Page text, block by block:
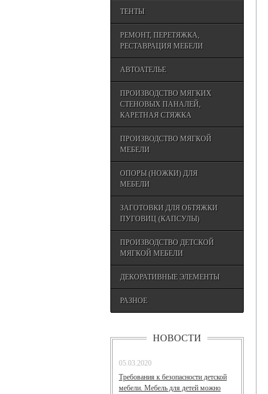
ТЕНТЫ
РЕМОНТ, ПЕРЕТЯЖКА,
РЕСТАВРАЦИЯ МЕБЕЛИ
АВТОАТЕЛЬЕ
ПРОИЗВОДСТВО МЯГКИХ
СТЕНОВЫХ ПАНАЛЕЙ,
КАРЕТНАЯ СТЯЖКА
ПРОИЗВОДСТВО МЯГКОЙ
МЕБЕЛИ
ОПОРЫ (НОЖКИ) ДЛЯ
МЕБЕЛИ
ЗАГОТОВКИ ДЛЯ ОБТЯЖКИ
ПУГОВИЦ (КАПСУЛЫ)
ПРОИЗВОДСТВО ДЕТСКОЙ
МЯГКОЙ МЕБЕЛИ
ДЕКОРАТИВНЫЕ ЭЛЕМЕНТЫ
РАЗНОЕ
НОВОСТИ
05.03.2020
Требования к безопасности детской
мебели. Мебель для детей можно